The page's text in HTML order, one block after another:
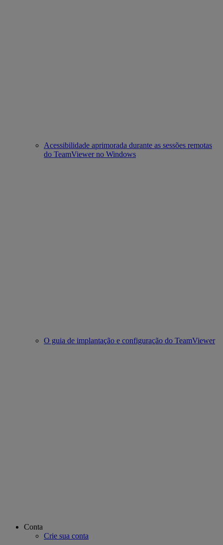
Acessibilidade aprimorada durante as sessões remotas
do TeamViewer no Windows
O guia de implantação e configuração do TeamViewer
Conta
Crie sua conta